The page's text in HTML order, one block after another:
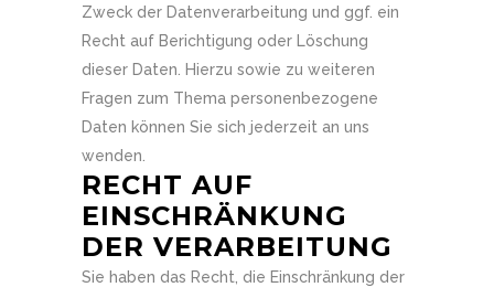
Zweck der Datenverarbeitung und ggf. ein
Recht auf Berichtigung oder Löschung
dieser Daten. Hierzu sowie zu weiteren
Fragen zum Thema personenbezogene
Daten können Sie sich jederzeit an uns
wenden.
RECHT AUF
EINSCHRÄNKUNG
DER VERARBEITUNG
Sie haben das Recht, die Einschränkung der